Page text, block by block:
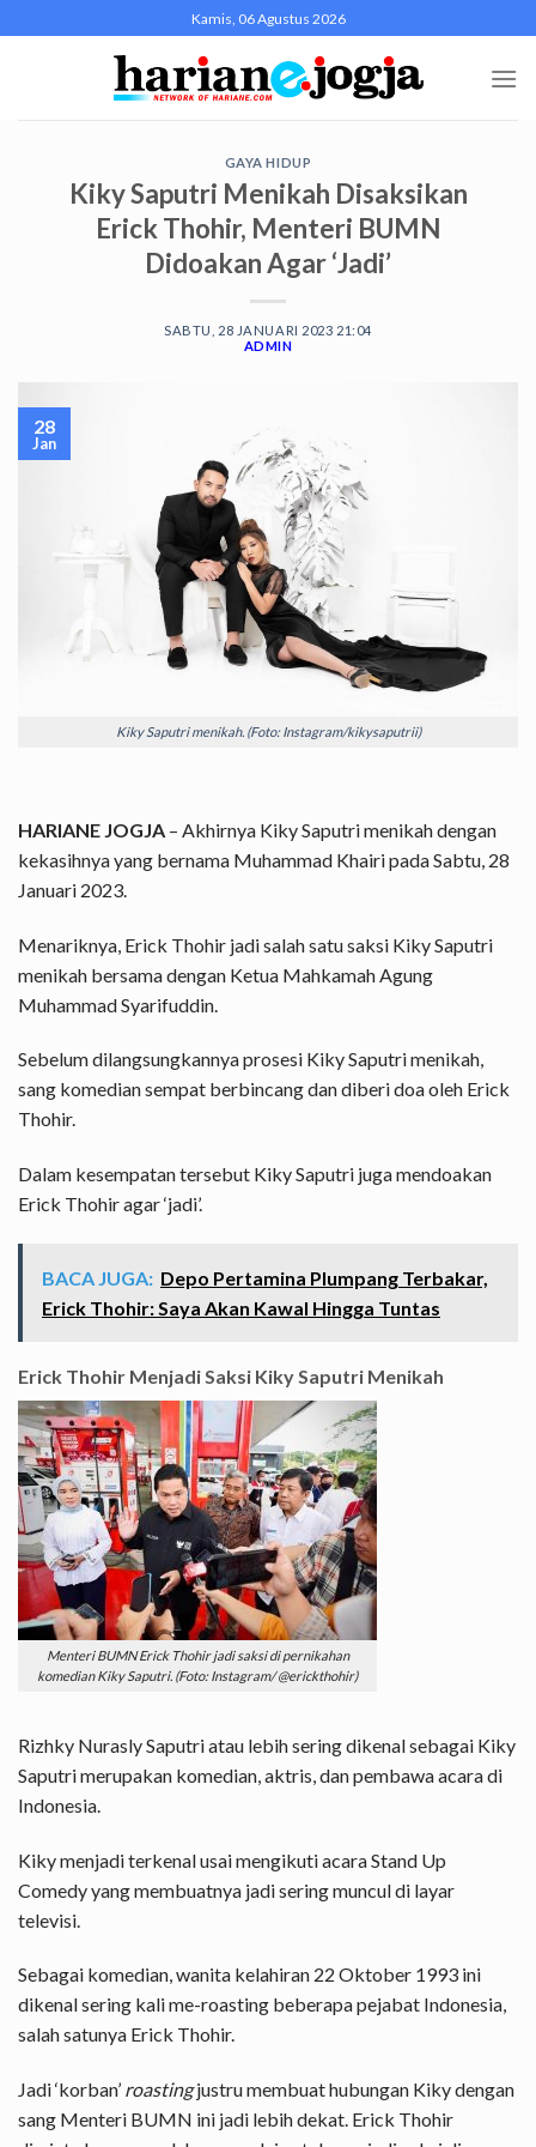
to
Kamis, 06 Agustus 2026
GAYA HIDUP
Kiky Saputri Menikah Disaksikan
Erick Thohir, Menteri BUMN
Didoakan Agar ‘Jadi’
SABTU, 28 JANUARI 2023 21:04
ADMIN
Kiky Saputri menikah. (Foto: Instagram/kikysaputrii)
28
Jan
HARIANE JOGJA – Akhirnya Kiky Saputri menikah dengan
kekasihnya yang bernama Muhammad Khairi pada Sabtu, 28
Januari 2023.
Menariknya, Erick Thohir jadi salah satu saksi Kiky Saputri
menikah bersama dengan Ketua Mahkamah Agung
Muhammad Syarifuddin.
Sebelum dilangsungkannya prosesi Kiky Saputri menikah,
sang komedian sempat berbincang dan diberi doa oleh Erick
Thohir.
Dalam kesempatan tersebut Kiky Saputri juga mendoakan
Erick Thohir agar ‘jadi’.
BACA JUGA: Depo Pertamina Plumpang Terbakar,
Erick Thohir: Saya Akan Kawal Hingga Tuntas
Erick Thohir Menjadi Saksi Kiky Saputri Menikah
Menteri BUMN Erick Thohir jadi saksi di pernikahan
komedian Kiky Saputri. (Foto: Instagram/ @erickthohir)
Rizhky Nurasly Saputri atau lebih sering dikenal sebagai Kiky
Saputri merupakan komedian, aktris, dan pembawa acara di
Indonesia.
Kiky menjadi terkenal usai mengikuti acara Stand Up
Comedy yang membuatnya jadi sering muncul di layar
televisi.
Sebagai komedian, wanita kelahiran 22 Oktober 1993 ini
dikenal sering kali me-roasting beberapa pejabat Indonesia,
salah satunya Erick Thohir.
Jadi ‘korban’ roastingjustru membuat hubungan Kiky dengan
sang Menteri BUMN ini jadi lebih dekat. Erick Thohir